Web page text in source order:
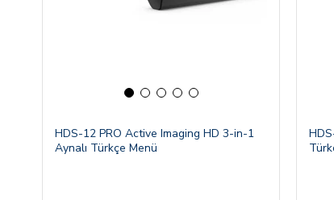
HDS-12 PRO Active Imaging HD 3-in-1
Aynalı Türkçe Menü